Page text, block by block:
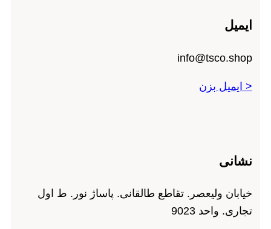
ایمیل
info@tsco.shop
< ایمیل بزن
نشانی
خیابان ولیعصر. تقاطع طالقانی. پاساژ نور. ط اول
تجاری. واحد 9023